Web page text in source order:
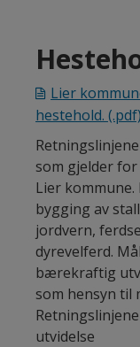
Lier
hestehold. (.pdf)
som gjelder
Lier
bygging av
jordvern,
dyrevelferd.
bærekraftig
som hensyn til
utvidelse